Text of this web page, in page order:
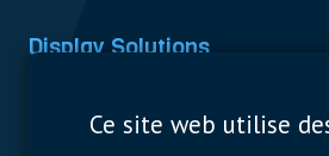
Display Solutions
Ce site web utilise